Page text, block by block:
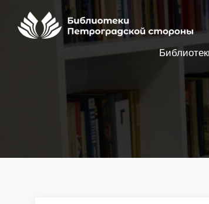
Настройки